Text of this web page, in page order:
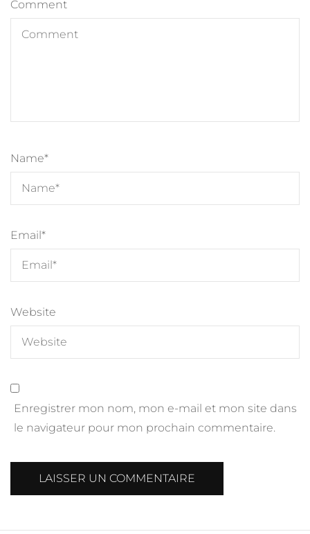
Comment
Name*
Email*
Website
Enregistrer mon nom, mon e-mail et mon site dans
le navigateur pour mon prochain commentaire.